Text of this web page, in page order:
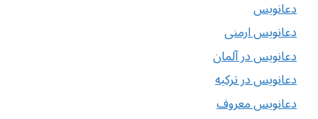
دعانویس
دعانویس ارمنی
دعانویس در آلمان
دعانویس در ترکیه
دعانویس معروف